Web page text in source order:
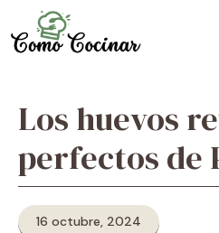
to
content
Los huevos
perfectos de
16 octubre, 2024